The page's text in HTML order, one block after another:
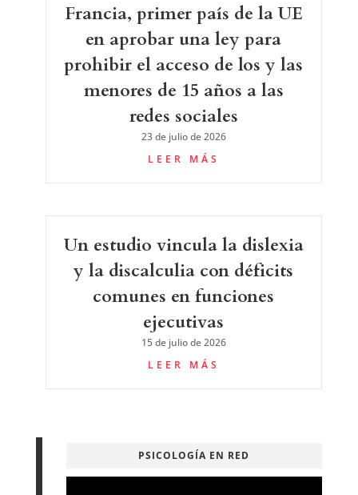
Francia, primer país de la UE
en aprobar una ley para
prohibir el acceso de los y las
menores de 15 años a las
redes sociales
23 de julio de 2026
LEER MÁS
Un estudio vincula la dislexia
y la discalculia con déficits
comunes en funciones
ejecutivas
15 de julio de 2026
LEER MÁS
PSICOLOGÍA EN RED